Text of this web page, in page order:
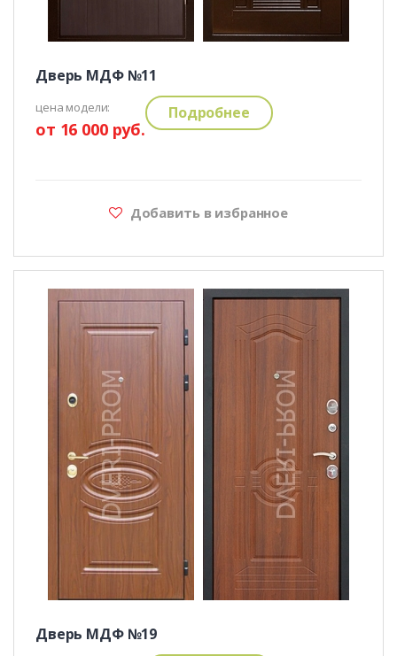
Дверь МДФ №11
цена модели:
от 16 000 руб.
Подробнее
Добавить в избранное
Дверь МДФ №19